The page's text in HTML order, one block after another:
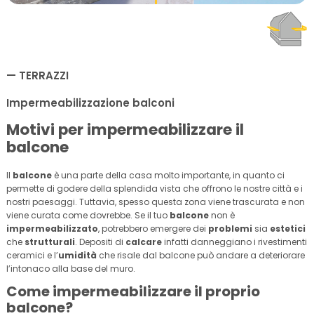
TERRAZZI
Impermeabilizzazione balconi
Motivi per impermeabilizzare il
balcone
Il balcone è una parte della casa molto importante, in quanto ci
permette di godere della splendida vista che offrono le nostre città e i
nostri paesaggi. Tuttavia, spesso questa zona viene trascurata e non
viene curata come dovrebbe. Se il tuo balconenon è
impermeabilizzato, potrebbero emergere dei problemi sia estetici
che strutturali. Depositi di calcareinfatti danneggiano i rivestimenti
ceramici e l’umidità che risale dal balcone può andare a deteriorare
l’intonaco alla base del muro.
Come impermeabilizzare il proprio
balcone?